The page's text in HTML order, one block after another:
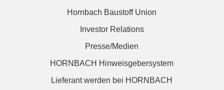
Hornbach Baustoff Union
Investor Relations
Presse/Medien
HORNBACH Hinweisgebersystem
Lieferant werden bei HORNBACH